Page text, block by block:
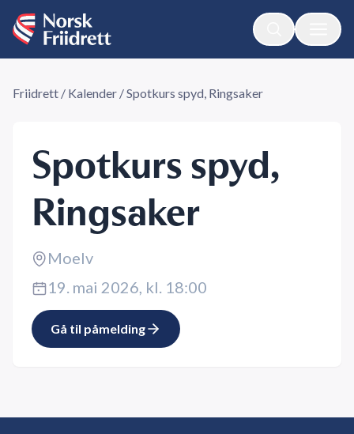
Friidrett / Kalender /Spotkurs spyd, Ringsaker
Spotkurs spyd,
Ringsaker
Moelv
19. mai 2026, kl. 18:00
Gå til påmelding